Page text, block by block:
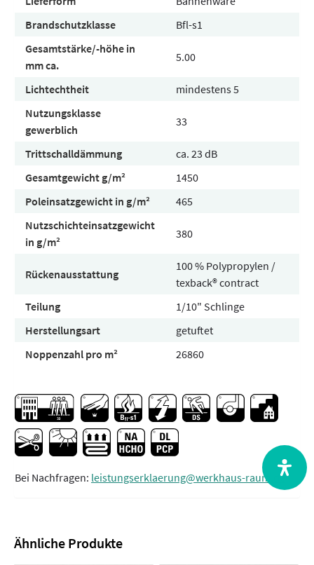
Brandschutzklasse
Bfl-s1
Gesamtstärke/-höhe in
mm ca.
5.00
Lichtechtheit
mindestens 5
Nutzungsklasse
gewerblich
33
Trittschalldämmung
ca. 23 dB
Gesamtgewicht g/m²
1450
Poleinsatzgewicht in g/m²
465
Nutzschichteinsatzgewicht
in g/m²
380
Rückenausstattung
100 % Polypropylen /
texback® contract
Teilung
1/10" Schlinge
Herstellungsart
getuftet
Noppenzahl pro m²
26860
Bei Nachfragen: leistungserklaerung@werkhaus-raum.de
Ähnliche Produkte